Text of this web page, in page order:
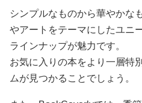
シンプルなものから華やかな
やアートをテーマにしたユニ
ラインナップが魅力です。
お気に入りの本をより一層特
ムが見つかることでしょう。